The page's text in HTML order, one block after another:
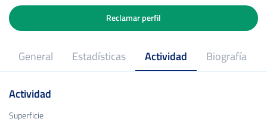
General Estadísticas Actividad Biografía
Reclamar perfil
Superficie
Actividad
Superficie